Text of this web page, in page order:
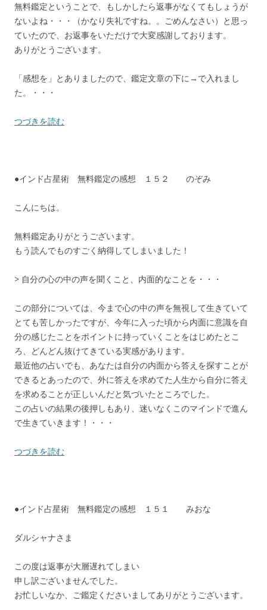
無料鑑定ということで、もしかしたら返事がなくてもしょうが
ないよね・・・（かなり失礼ですね。。ごめんなさい）と思っ
ていたので、お返事をいただけで大変感謝しております。
ありがとうございます。
「感想を」とありましたので、鑑定文章の下に→で入れまし
た。・・・
つづきを読む
●インド占星術 無料鑑定の感想 １５２ のぞみ
こんにちは。
無料鑑定ありがとうございます。
もう読んでものすごく納得してしまいました！
> 自分の心の中の声を聞くこと、内面的なことを・・・
この部分については、今まで心の中の声を無視して生きていて
とても苦しかったですが、今年に入った頃から内面に意識を自
分の感じたことをポイントに持っていくことをはじめたとこ
ろ、どんどん抜けてきている実感があります。
最近他の占いでも、あなたは自分の内面から答えを探すことが
できるとあったので、外に答えを求めてた人生から自分に答え
を求めることが正しいんだと気づいたところでした。
この占いの結果の後押しもあり、迷いなくこのマインドで進ん
で生きていきます！・・・
つづきを読む
●インド占星術 無料鑑定の感想 １５１ みおな
ダルシャナさま
この度は返事が大層遅れてしまい
申し訳ございませんでした。
お忙しいなか、ご鑑定くださいましてありがとうございます。